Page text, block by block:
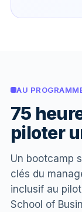
AU
75
piloter
Un bootcamp
clés du
inclusif au
School of